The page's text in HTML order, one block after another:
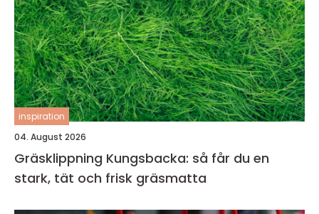
inspiration
04. August 2026
Gräsklippning Kungsbacka: så får du en
stark, tät och frisk gräsmatta